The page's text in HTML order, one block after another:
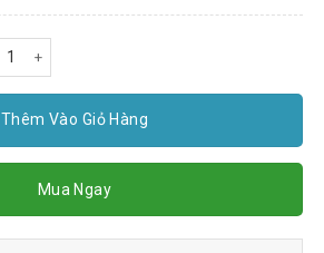
xay tỏi ớt công nghiệp 3A2500W số lượng
Thêm Vào Giỏ Hàng
Mua Ngay